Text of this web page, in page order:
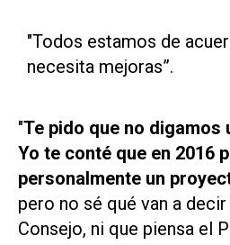
"Todos estamos de
necesita mejoras”.
"Te pido que no digamos
Yo te conté que en 2016
personalmente un
pero no sé qué van a
Consejo, ni que piensa el